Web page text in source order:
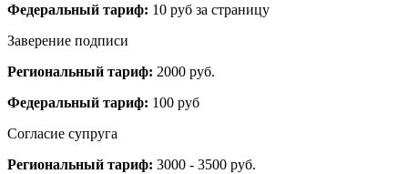
Федеральный тариф: 10 руб за страницу
Заверение подписи
Региональный тариф: 2000 руб.
Федеральный тариф: 100 руб
Согласие супруга
Региональный тариф: 3000 - 3500 руб.